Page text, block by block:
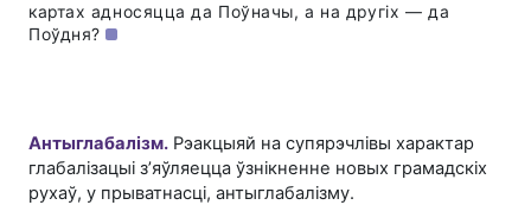
картах адносяцца да Поўначы, а на другіх — да
Поўдня?
Антыглабалізм. Рэакцыяй на супярэчлівы характар
глабалізацыі з’яўляецца ўзнікненне новых грамадскіх
рухаў, у прыватнасці, антыглабалізму.